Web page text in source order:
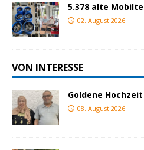
5.378 alte
02. August 2026
VON INTERESSE
Goldene
08. August 2026